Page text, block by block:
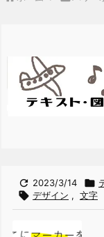
 2023/3/14 
 デザイン , 文字